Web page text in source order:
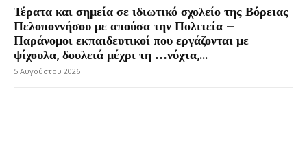
Τέρατα και σημεία σε ιδιωτικό σχολείο της Βόρειας
Πελοποννήσου με απούσα την Πολιτεία –
Παράνομοι εκπαιδευτικοί που εργάζονται με
ψίχουλα, δουλειά μέχρι τη …νύχτα,...
5 Αυγούστου 2026